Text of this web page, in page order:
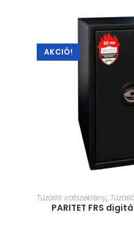
AKCIÓ!
MÉRET
Tűzálló iratszekrény,
PARITET FRS